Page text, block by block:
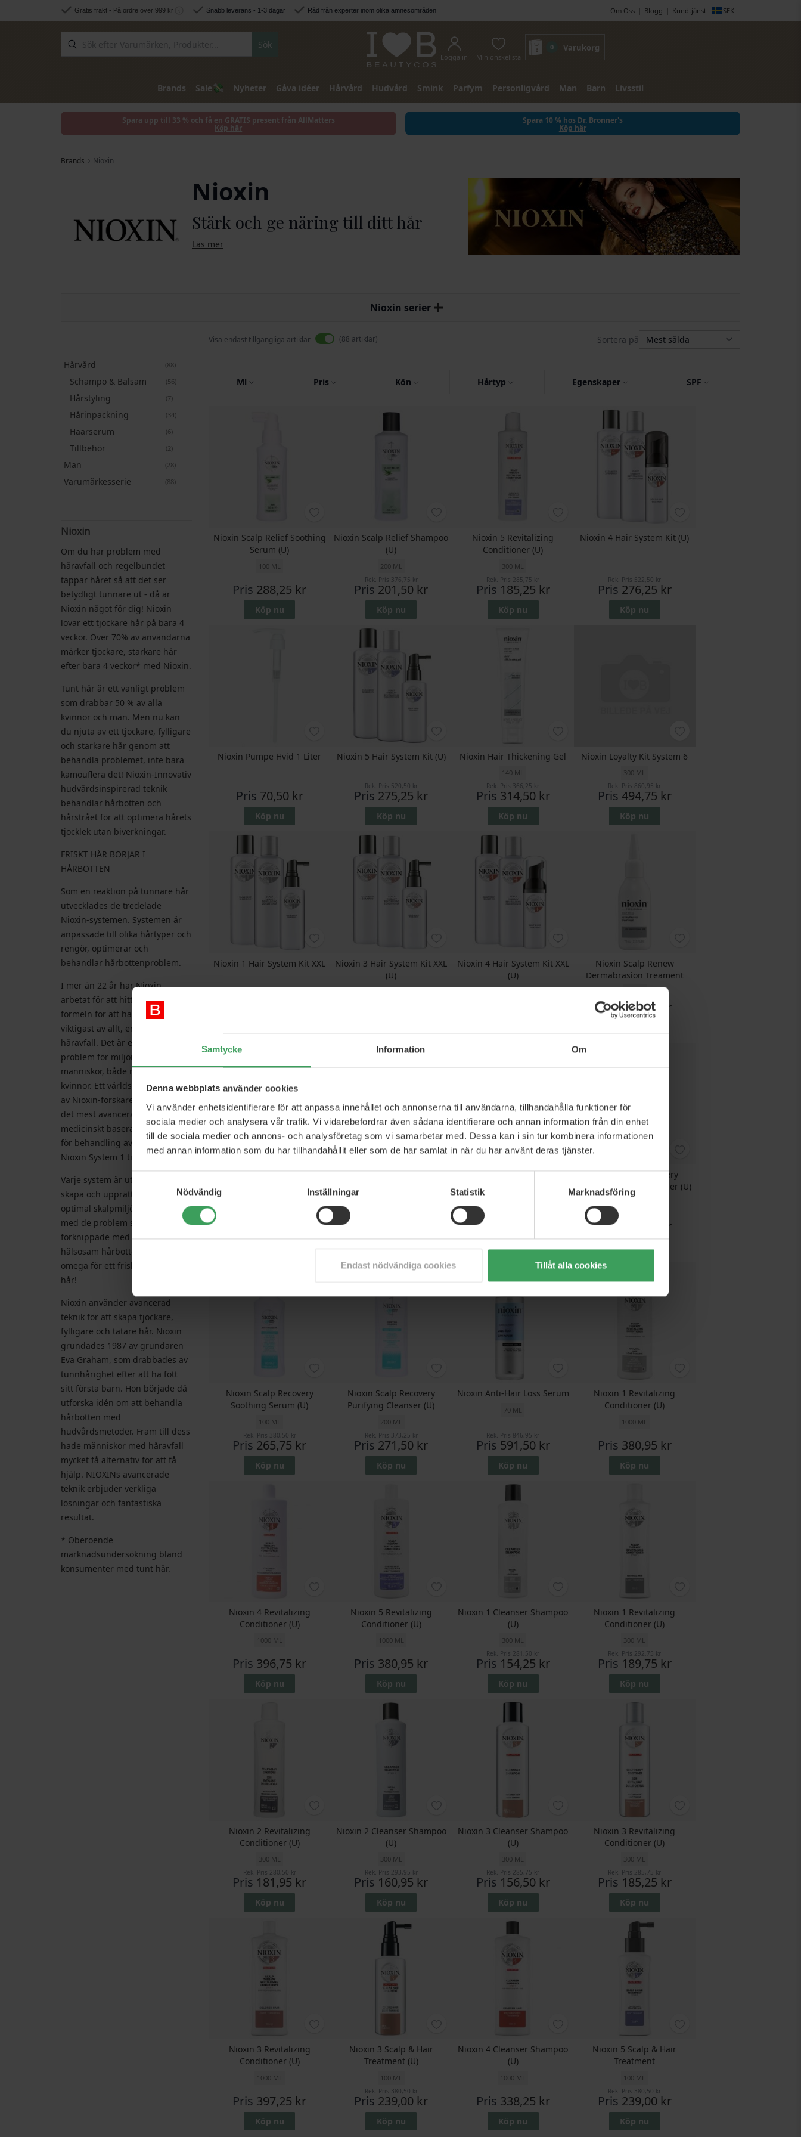
Samtycke Information Om
Denna webbplats använder cookies
Vi använder enhetsidentifierare för att anpassa innehållet och annonserna till användarna, tillhandahålla funktioner för
sociala medier och analysera vår trafik. Vi vidarebefordrar även sådana identifierare och annan information från din enhet
till de sociala medier och annons- och analysföretag som vi samarbetar med. Dessa kan i sin tur kombinera informationen
med annan information som du har tillhandahållit eller som de har samlat in när du har använt deras tjänster.
Samtyckesval
Nödvändig
Inställningar Statistik Marknadsföring
Endast nödvändiga cookies Tillåt alla cookies
Hoppa till innehålletGratis frakt - På ordre över 999 kr Snabb leverans - 1-3 dagar Råd från experter inom olika ämnesområden SEK
Om Oss Blogg Kundtjänst
Sök
Logga in Min önskelista
0 Varukorg
Brands Sale💸 Nyheter Gåva idéer Hårvård Hudvård Smink Parfym Personligvård Man Barn Livsstil
Spara upp till 33 % och få en GRATIS present från AllMatters
Köp här
Spara 10 % hos Dr. Bronner's
Köp här
Brands Nioxin
Nioxin
Stärk och ge näring till ditt hår
Läs mer
Nioxin serier
Hårvård 88artiklar
Schampo & Balsam 56artiklar
Hårstyling 7artiklar
Hårinpackning 34artiklar
Haarserum 6artiklar
Tillbehör 2artiklar
Man 28artiklar
Varumärkesserie 88artiklar
Visa endast tillgängliga artiklar 88 artiklar Sortera på
Ml Pris Kön Hårtyp Egenskaper SPF
Nioxin Scalp Relief Soothing
Serum (U)
100 ML
Pris 288,25 kr
Köp nu
Nioxin Scalp Relief Shampoo
(U)
200 ML
Rek. Pris 376,75 kr
Pris 201,50 kr
Köp nu
Nioxin 5 Revitalizing
Conditioner (U)
300 ML
Rek. Pris 285,75 kr
Pris 185,25 kr
Köp nu
Nioxin 4 Hair System Kit (U)
Rek. Pris 522,50 kr
Pris 276,25 kr
Köp nu
Nioxin Pumpe Hvid 1 Liter
Pris 70,50 kr
Köp nu
Nioxin 5 Hair System Kit (U)
Rek. Pris 520,50 kr
Pris 275,25 kr
Köp nu
Nioxin Hair Thickening Gel
140 ML
Rek. Pris 366,25 kr
Pris 314,50 kr
Köp nu
Nioxin Loyalty Kit System 6
300 ML
Rek. Pris 860,95 kr
Pris 494,75 kr
Köp nu
Nioxin 1 Hair System Kit XXL
Nioxin 3 Hair System Kit XXL
(U)
Nioxin 4 Hair System Kit XXL
(U)
Nioxin Scalp Renew
Dermabrasion Treament
Pris331,75 kr
Nioxin Color Lock Color Seal
Nioxin 5 Hair System KIT (U) Nioxin Pumpe Sort 1 Liter
Pris
Köp nu
Nioxin Scalp Recovery
Moisturizing Conditioner (U)
Rek. Pris
Pris 271,50 kr
Köp nu
Nioxin Scalp Recovery
Soothing Serum (U)
100 ML
Rek. Pris 380,50 kr
Pris 265,75 kr
Köp nu
Nioxin Scalp Recovery
Purifying Cleanser (U)
200 ML
Rek. Pris 373,25 kr
Pris 271,50 kr
Köp nu
Nioxin Anti-Hair Loss Serum
70 ML
Rek. Pris 846,95 kr
Pris 591,50 kr
Köp nu
Nioxin 1 Revitalizing
Conditioner (U)
1000 ML
Pris 380,95 kr
Köp nu
Nioxin 4 Revitalizing
Conditioner (U)
1000 ML
Pris 396,75 kr
Köp nu
Nioxin 5 Revitalizing
Conditioner (U)
1000 ML
Pris 380,95 kr
Köp nu
Nioxin 1 Cleanser Shampoo
(U)
300 ML
Rek. Pris 281,50 kr
Pris 154,25 kr
Köp nu
Nioxin 1 Revitalizing
Conditioner (U)
300 ML
Rek. Pris 292,75 kr
Pris 189,75 kr
Köp nu
Nioxin 2 Revitalizing
Conditioner (U)
300 ML
Rek. Pris 280,50 kr
Pris 181,95 kr
Köp nu
Nioxin 2 Cleanser Shampoo
(U)
300 ML
Rek. Pris 293,95 kr
Pris 160,95 kr
Köp nu
Nioxin 3 Cleanser Shampoo
(U)
300 ML
Rek. Pris 285,75 kr
Pris 156,50 kr
Köp nu
Nioxin 3 Revitalizing
Conditioner (U)
300 ML
Rek. Pris 285,75 kr
Pris 185,25 kr
Köp nu
Nioxin 3 Revitalizing
Conditioner (U)
1000 ML
Pris 397,25 kr
Köp nu
Nioxin 3 Scalp & Hair
Treatment (U)
100 ML
Rek. Pris 380,50 kr
Pris 239,00 kr
Köp nu
Nioxin 4 Cleanser Shampoo
(U)
1000 ML
Pris 338,25 kr
Köp nu
Nioxin 5 Scalp & Hair
Treatment
100 ML
Rek. Pris 380,50 kr
Pris 239,00 kr
Köp nu
Nioxin
Om du har problem med
håravfall och regelbundet
tappar håret så att det ser
betydligt tunnare ut - då är
Nioxin något för dig! Nioxin
lovar ett tjockare hår på bara 4
veckor. Över 70% av användarna
märker tjockare, starkare hår
efter bara 4 veckor* med Nioxin.
Tunt hår är ett vanligt problem
som drabbar 50 % av alla
kvinnor och män. Men nu kan
du njuta av ett tjockare, fylligare
och starkare hår genom att
behandla problemet, inte bara
kamouflera det! Nioxin-Innovativ
hudvårdsinspirerad teknik
behandlar hårbotten och
hårstrået för att optimera hårets
tjocklek utan biverkningar.
FRISKT HÅR BÖRJAR I
HÅRBOTTEN
Som en reaktion på tunnare hår
utvecklades de tredelade
Nioxin-systemen. Systemen är
anpassade till olika hårtyper och
rengör, optimerar och
behandlar hårbottenproblem.
I mer än 22 år har Nioxin
arbetat för att hitta den bästa
formeln för att hantera och,
viktigast av allt, en lösning på
håravfall. Det är ett stort
problem för miljontals
människor, både män och
kvinnor. Ett världsberömt team
av Nioxin-forskare har utvecklat
det mest avancerade icke-
medicinskt baserade systemet
för behandling av håravfall -
Nioxin System 1 till 6.
Varje system är utformat för att
skapa och upprätthålla en
optimal skalpmiljö för att ta itu
med de problem som är
förknippade med håravfall. En
hälsosam hårbottenmiljö är alfa
omega för ett friskt och läckert
hår!
Nioxin använder avancerad
teknik för att skapa tjockare,
fylligare och tätare hår. Nioxin
grundades 1987 av grundaren
Eva Graham, som drabbades av
tunnhårighet efter att ha fött
sitt första barn. Hon började då
utforska idén om att behandla
hårbotten med
hudvårdsmetoder. Fram till dess
hade människor med håravfall
mycket få alternativ för att få
hjälp. NIOXINs avancerade
teknik erbjuder verkliga
lösningar och fantastiska
resultat.
* Oberoende
marknadsundersökning bland
konsumenter med tunt hår.